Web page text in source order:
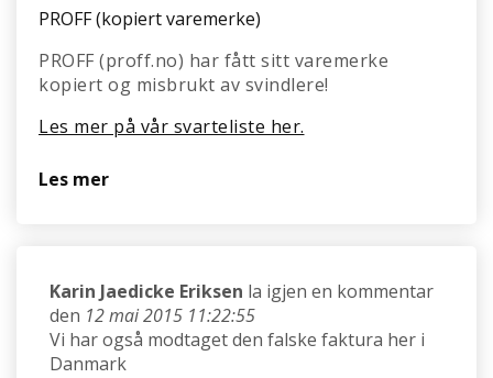
PROFF (kopiert varemerke)
PROFF (proff.no) har fått sitt varemerke
kopiert og misbrukt av svindlere!
Les mer på vår svarteliste her.
Les mer
Karin Jaedicke Eriksen la igjen en kommentar
den 12 mai 2015 11:22:55
Vi har også modtaget den falske faktura her i
Danmark